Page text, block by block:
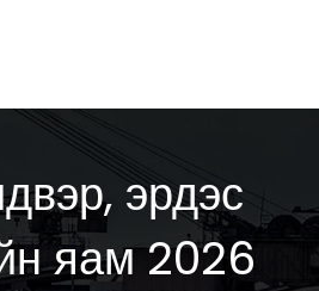
эрдэс
яам 2026